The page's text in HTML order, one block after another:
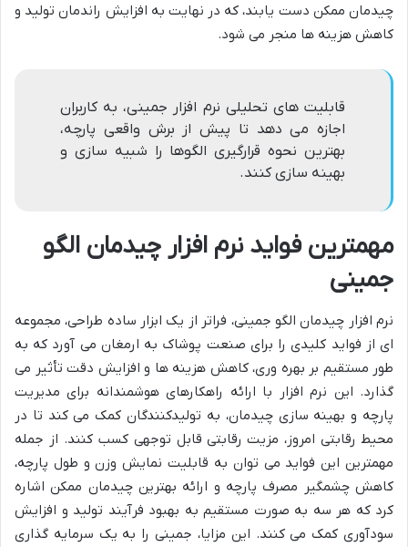
چیدمان ممکن دست یابند، که در نهایت به افزایش راندمان تولید و
کاهش هزینه ها منجر می شود.
قابلیت های تحلیلی نرم افزار جمینی، به کاربران
اجازه می دهد تا پیش از برش واقعی پارچه،
بهترین نحوه قرارگیری الگوها را شبیه سازی و
بهینه سازی کنند.
مهمترین فواید نرم افزار چیدمان الگو
جمینی
نرم افزار چیدمان الگو جمینی، فراتر از یک ابزار ساده طراحی، مجموعه
ای از فواید کلیدی را برای صنعت پوشاک به ارمغان می آورد که به
طور مستقیم بر بهره وری، کاهش هزینه ها و افزایش دقت تأثیر می
گذارد. این نرم افزار با ارائه راهکارهای هوشمندانه برای مدیریت
پارچه و بهینه سازی چیدمان، به تولیدکنندگان کمک می کند تا در
محیط رقابتی امروز، مزیت رقابتی قابل توجهی کسب کنند. از جمله
مهمترین این فواید می توان به قابلیت نمایش وزن و طول پارچه،
کاهش چشمگیر مصرف پارچه و ارائه بهترین چیدمان ممکن اشاره
کرد که هر سه به صورت مستقیم به بهبود فرآیند تولید و افزایش
سودآوری کمک می کنند. این مزایا، جمینی را به یک سرمایه گذاری